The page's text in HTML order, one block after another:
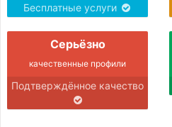
Бесплатные услуги
Серьёзно
качественные профили
Подтверждённое качество